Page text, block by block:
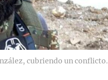
cubriendo un conflicto.